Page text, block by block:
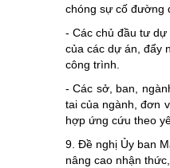
chóng sự cố đường
- Các chủ đầu tư
của các dự án, đẩy
công trình.
- Các sở, ban,
tai của ngành, đơn
hợp ứng cứu theo
9. Đề nghị Ủy ban
nâng cao nhận